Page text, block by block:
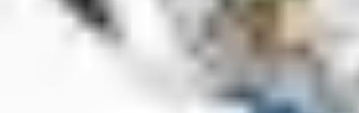
Nya nycklar och cylindrar köper du hos din närmaste ASSA
ABLOY-licensierade återförsäljare